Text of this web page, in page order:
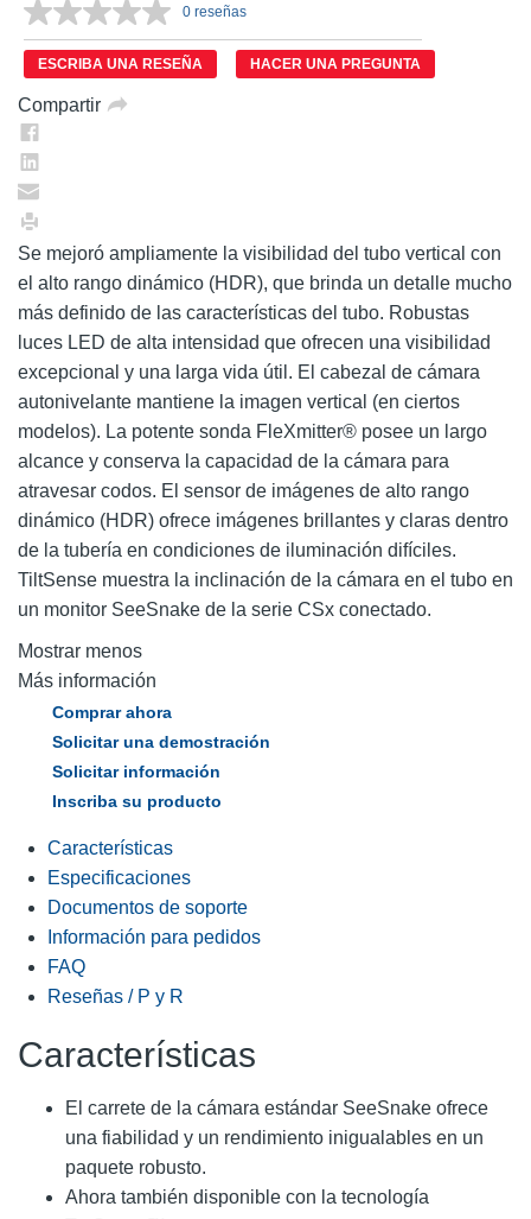
Sin
puntuación.
Enlace
en
0 reseñas
ESCRIBA UNA RESEÑA HACER UNA PREGUNTA
Compartir
Se mejoró ampliamente la visibilidad del tubo vertical con
el alto rango dinámico (HDR), que brinda un detalle mucho
más definido de las características del tubo. Robustas
luces LED de alta intensidad que ofrecen una visibilidad
excepcional y una larga vida útil. El cabezal de cámara
autonivelante mantiene la imagen vertical (en ciertos
modelos). La potente sonda FleXmitter® posee un largo
alcance y conserva la capacidad de la cámara para
atravesar codos. El sensor de imágenes de alto rango
dinámico (HDR) ofrece imágenes brillantes y claras dentro
de la tubería en condiciones de iluminación difíciles.
TiltSense muestra la inclinación de la cámara en el tubo en
un monitor SeeSnake de la serie CSx conectado.
Mostrar menos
Más información
Comprar ahora
Solicitar una demostración
Solicitar información
Inscriba su producto
Características
Especificaciones
Documentos de soporte
Información para pedidos
FAQ
Reseñas / P y R
Características
El carrete de la cámara estándar SeeSnake ofrece
una fiabilidad y un rendimiento inigualables en un
paquete robusto.
Ahora también disponible con la tecnología